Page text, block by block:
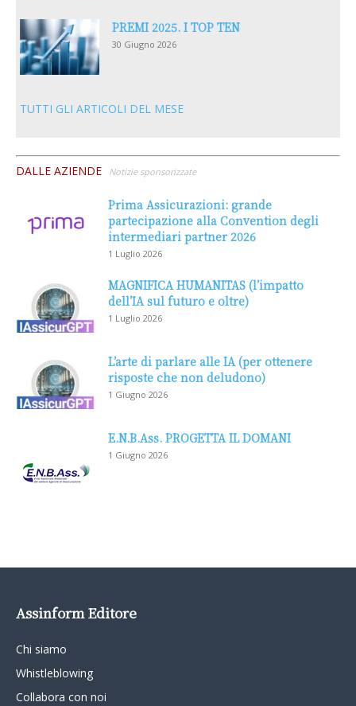
PREMI 2025. I TOP TEN
30 Giugno 2026
TUTTI GLI ARTICOLI DEL MESE
DALLE AZIENDE Notizie sponsorizzate
Prima Assicurazioni: grande
partecipazione alla Convention degli
intermediari partner 2026
1 Luglio 2026
MAGNIFICA HUMANITAS (l’impatto
dell’IA sul futuro e oltre)
1 Luglio 2026
L’arte di parlare alle IA (per ottenere
risposte che non deludono)
1 Giugno 2026
E.N.B.Ass. PROGETTA IL DOMANI
1 Giugno 2026
Assinform Editore
Chi siamo
Whistleblowing
Collabora con noi